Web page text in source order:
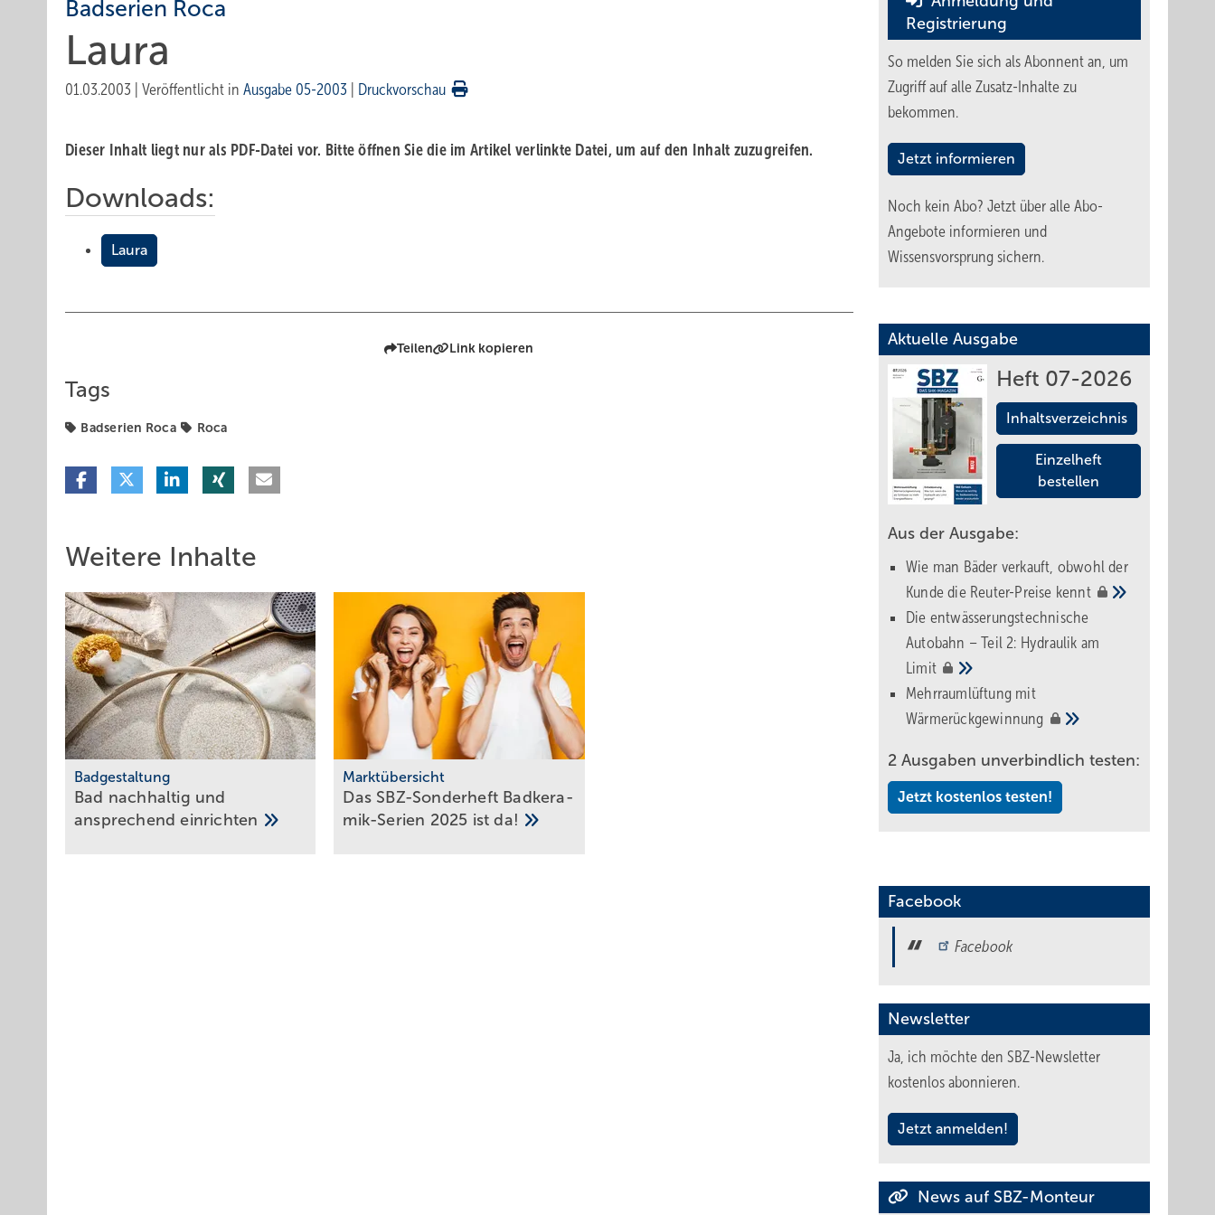
Badserien Roca
Laura
01.03.2003 Veröffentlicht in Ausgabe 05-2003 Druckvorschau
Dieser Inhalt liegt nur als PDF-Datei vor. Bitte öffnen Sie die im Artikel verlinkte Datei, um auf den Inhalt zuzugreifen.
Downloads:
Laura
Teilen Link kopieren
Tags
Badserien Roca Roca
Weitere Inhalte
Badgestaltung
Bad nachhaltig und
ansprechendeinrichten
Marktübersicht
Das SBZ-Sonder­heft Bad­ke­ra­
mik-Serien 2025 istda!
Registrierung
So melden Sie sich als Abonnent an, um
Zugriff auf alle Zusatz-Inhalte zu
bekommen.
Jetzt informieren
Noch kein Abo? Jetzt über alle Abo-
Angebote informieren und
Wissensvorsprung sichern.
Aktuelle Ausgabe
Heft 07-2026
Inhaltsverzeichnis
Einzelheft
bestellen
Aus der Ausgabe:
Wie man Bäder verkauft, obwohl der
Kunde die Reuter-Preise kennt
Die entwässerungstechnische
Autobahn – Teil 2: Hydraulik am
Limit
Mehrraumlüftung mit
Wärmerückgewinnung
2 Ausgaben unverbindlich testen:
Jetzt kostenlos testen!
Facebook
Facebook
Newsletter
Ja, ich möchte den SBZ-Newsletter
kostenlos abonnieren.
Jetzt anmelden!
News auf SBZ-Monteur